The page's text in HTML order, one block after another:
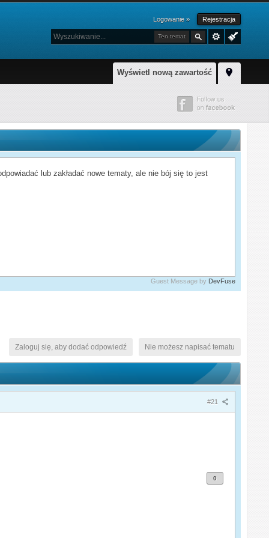
Logowanie » Rejestracja
Ten temat
Wyświetl nową zawartość
lub zakładać nowe tematy, ale nie bój się to jest
Guest Message by DevFuse
Nie możesz napisać tematu
Zaloguj się, aby dodać odpowiedź
#21
0